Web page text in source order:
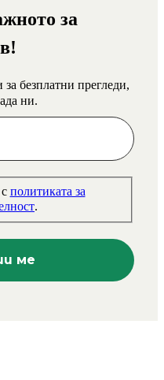
за
безплатни прегледи,
ни.
политиката за
.